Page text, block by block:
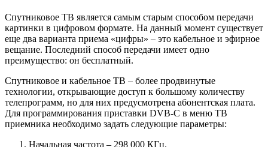
Спутниковое ТВ является самым старым способом передачи
картинки в цифровом формате. На данный момент существует
еще два варианта приема «цифры» – это кабельное и эфирное
вещание. Последний способ передачи имеет одно
преимущество: он бесплатный.
Спутниковое и кабельное ТВ – более продвинутые
технологии, открывающие доступ к большому количеству
телепрограмм, но для них предусмотрена абонентская плата.
Для программирования приставки DVB-C в меню ТВ
приемника необходимо задать следующие параметры:
Начальная частота – 298 000 КГц.